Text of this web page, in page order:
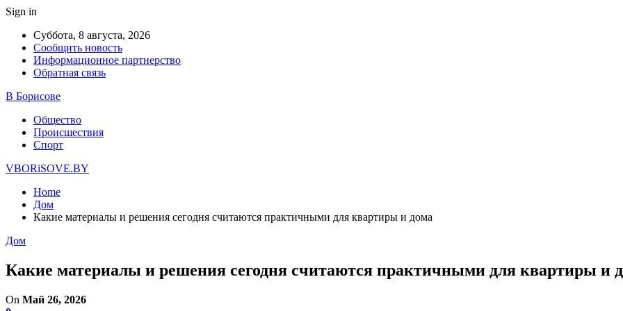
Sign in
Суббота, 8 августа, 2026
Сообщить новость
Информационное партнерство
Обратная связь
В Борисове
Общество
Происшествия
Спорт
VBORiSOVE.BY
Home
Дом
Какие материалы и решения сегодня считаются практичными для квартиры и дома
Дом
Какие материалы и решения сегодня считаются практичными для квартиры и
On Май 26, 2026